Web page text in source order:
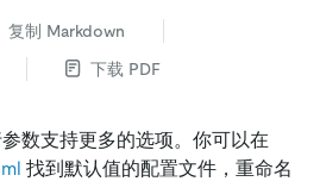
复制 Markdown
下载 PDF
数支持更多的选项。你可以在
找到默认值的配置文件，重命名